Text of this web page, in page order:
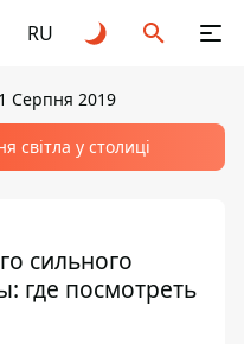
RU
Серпня 2019
світла у столиці
сильного
где посмотреть